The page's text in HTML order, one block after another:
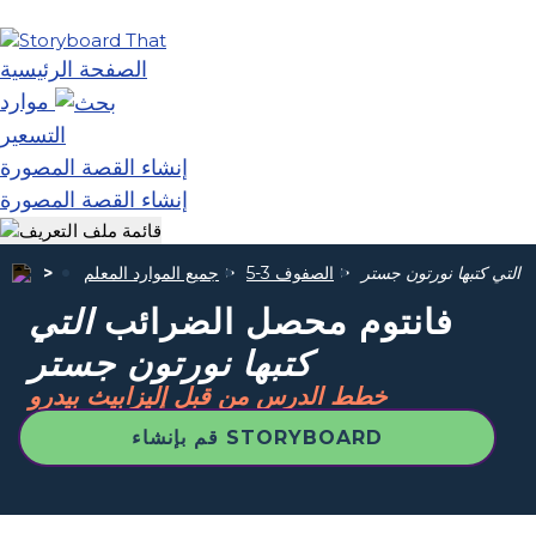
الصفحة الرئيسية
موارد
التسعير
إنشاء القصة المصورة
إنشاء القصة المصورة
جميع الموارد المعلم الصفوف 3-5 التي كتبها نورتون جستر
فانتوم محصل الضرائبالتي
كتبها نورتون جستر
خطط الدرس من قبل إليزابيث بيدرو
قم بإنشاء STORYBOARD